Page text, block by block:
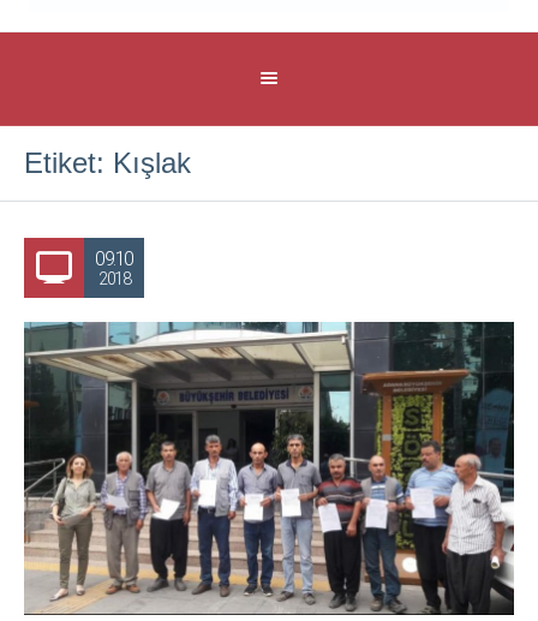
Etiket: Kışlak
09.10
2018